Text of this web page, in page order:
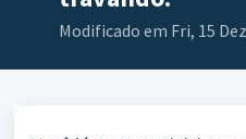
Modificado em Fri, 15